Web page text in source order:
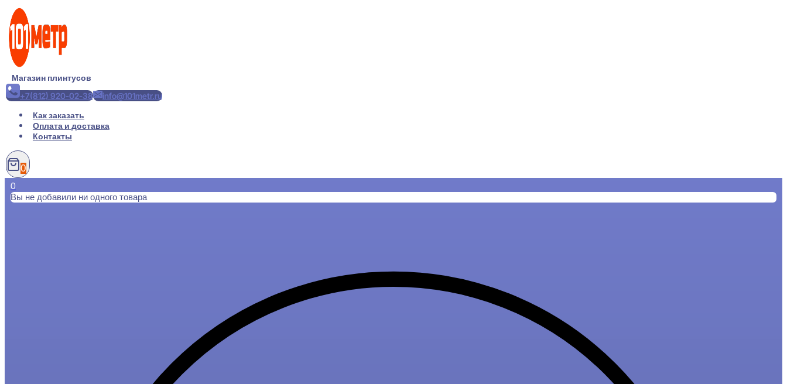
Перейти
содержимому
Магазин плинтусов
+7(812) 920-02-38
info@101metr.ru
Как заказать
Оплата и доставка
Контакты
0
0
Вы не добавили ни одного товара